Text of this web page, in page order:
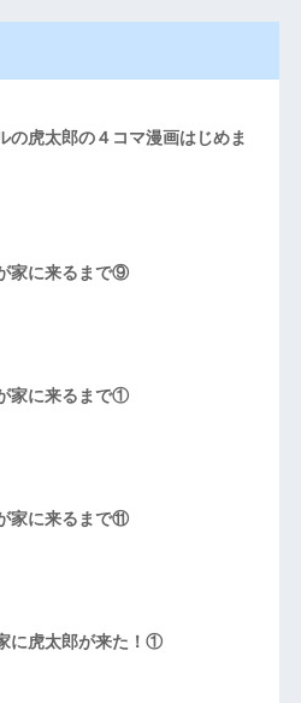
の虎太郎の４コマ漫画はじめま
家に来るまで⑨
家に来るまで①
家に来るまで⑪
に虎太郎が来た！①